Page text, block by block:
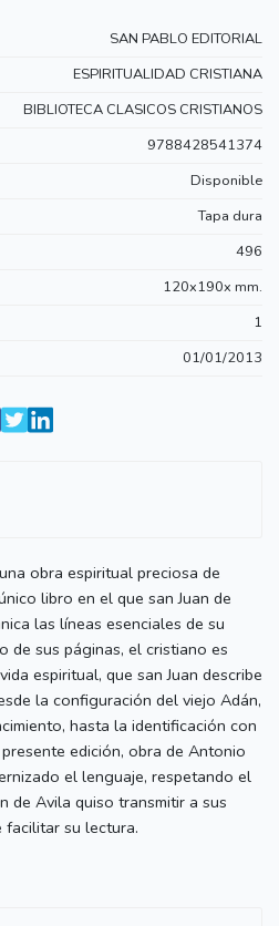
SAN PABLO EDITORIAL
ESPIRITUALIDAD CRISTIANA
BIBLIOTECA CLASICOS CRISTIANOS
9788428541374
Disponible
Tapa dura
496
120x190x mm.
1
01/01/2013
obra espiritual preciosa de
libro en el que san Juan de
las líneas esenciales de su
de sus páginas, el cristiano es
espiritual, que san Juan describe
la configuración del viejo Adán,
hasta la identificación con
edición, obra de Antonio
el lenguaje, respetando el
de Avila quiso transmitir a sus
su lectura.